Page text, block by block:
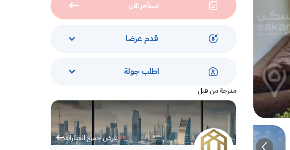
استأجر الآن
قدم عرضا
اطلب جولة
مدرجة من قبل
عرض جميع العقارات